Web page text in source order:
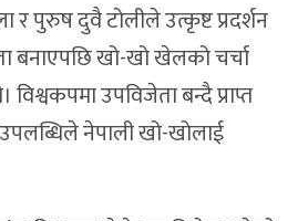
र पुरुष दुवै टोलीले उत्कृष्ट प्रदर्शन
बनाएपछि खो-खो खेलको चर्चा
विश्वकपमा उपविजेता बन्दै प्राप्त
नेपाली खो-खोलाई